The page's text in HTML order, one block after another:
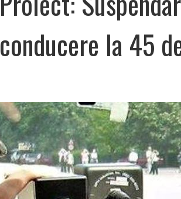
conducere la 45